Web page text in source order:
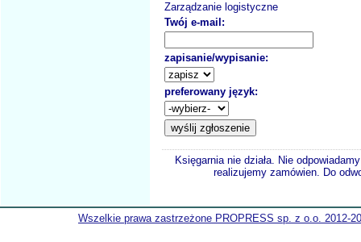
Zarządzanie logistyczne
Twój e-mail:
zapisanie/wypisanie:
preferowany język:
Księgarnia nie działa. Nie
realizujemy zamówien. Do
Wszelkie prawa zastrzeżone PROPRESS sp. z o.o. 2012-